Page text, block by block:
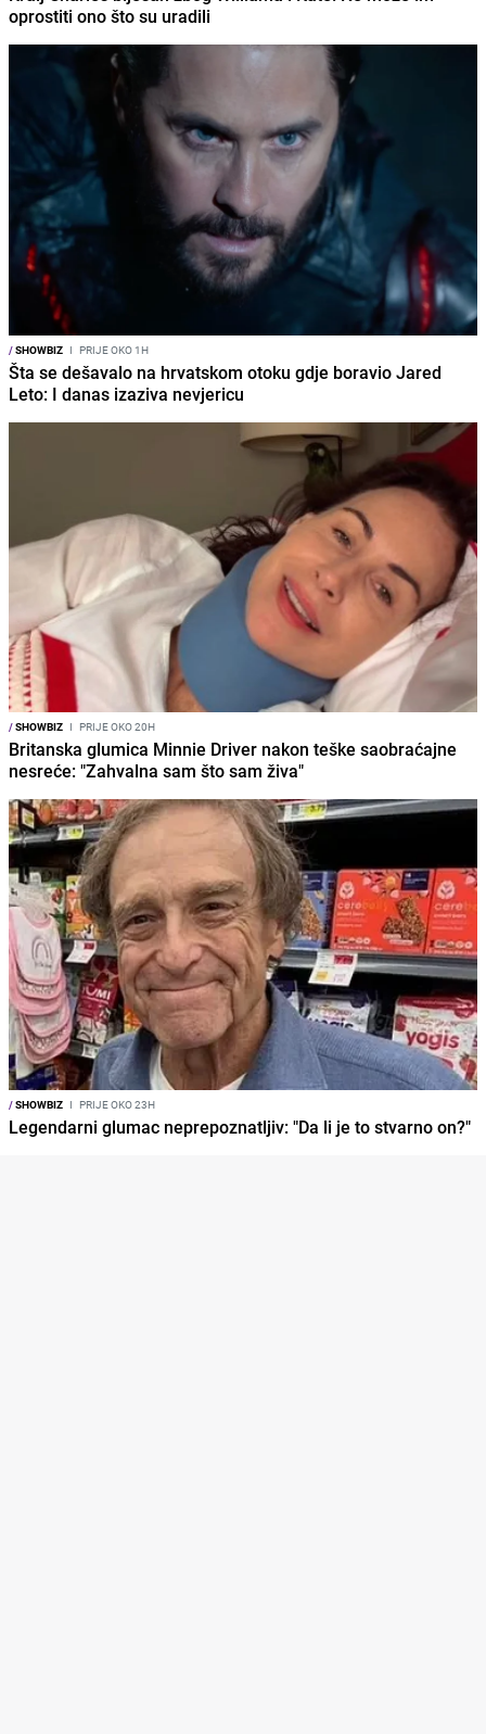
oprostiti ono što su uradili
/SHOWBIZ I PRIJE OKO 1H
Šta se dešavalo na hrvatskom otoku gdje boravio Jared
Leto: I danas izaziva nevjericu
/SHOWBIZ I PRIJE OKO 20H
Britanska glumica Minnie Driver nakon teške saobraćajne
nesreće: "Zahvalna sam što sam živa"
/SHOWBIZ I PRIJE OKO 23H
Legendarni glumac neprepoznatljiv: "Da li je to stvarno on?"